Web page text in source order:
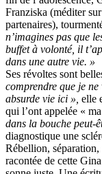
Franziska (méditer
partenaires),
n’imagines pas que
buffet à volonté, il
dans une autre vie. »
Ses révoltes sont
comprendre que je
absurde vie ici », elle
qui l’ont appelée «
dans la bouche peut-
diagnostique une
Rébellion, séparation,
racontée de cette